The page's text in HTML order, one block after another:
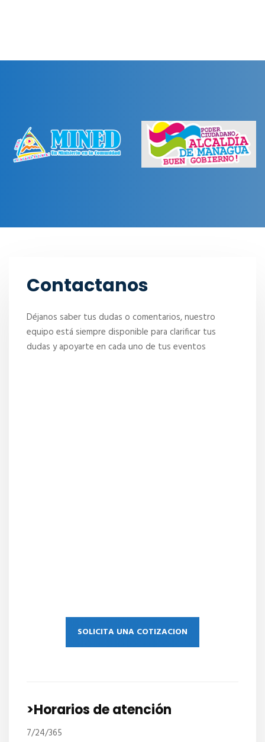
Contactanos
Déjanos saber tus dudas o comentarios, nuestro
equipo está siempre disponible para clarificar tus
dudas y apoyarte en cada uno de tus eventos
SOLICITA UNA COTIZACION
>Horarios de atención
7/24/365